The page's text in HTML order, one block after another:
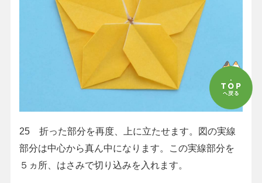
25 折った部分を再度、上に立たせます。図の実線
部分は中心から真ん中になります。この実線部分を
５ヵ所、はさみで切り込みを入れます。